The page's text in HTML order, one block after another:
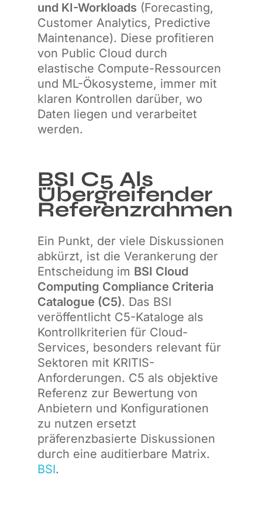
und KI-Workloads (Forecasting,
Customer Analytics, Predictive
Maintenance). Diese profitieren
von Public Cloud durch
elastische Compute-Ressourcen
und ML-Ökosysteme, immer mit
klaren Kontrollen darüber, wo
Daten liegen und verarbeitet
werden.
BSI C5 Als
Übergreifender
Referenzrahmen
Ein Punkt, der viele Diskussionen
abkürzt, ist die Verankerung der
Entscheidung im BSI Cloud
Computing Compliance Criteria
Catalogue (C5). Das BSI
veröffentlicht C5-Kataloge als
Kontrollkriterien für Cloud-
Services, besonders relevant für
Sektoren mit KRITIS-
Anforderungen. C5 als objektive
Referenz zur Bewertung von
Anbietern und Konfigurationen
zu nutzen ersetzt
präferenzbasierte Diskussionen
durch eine auditierbare Matrix.
BSI.